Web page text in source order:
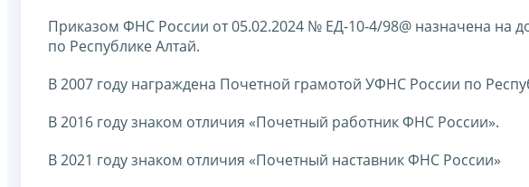
Приказом ФНС России от 05.02.2024 № ЕД-10-4/98@ назначена на
по Республике Алтай.
В 2007 году награждена Почетной грамотой УФНС России по
В 2016 году знаком отличия «Почетный работник ФНС России».
В 2021 году знаком отличия «Почетный наставник ФНС России»